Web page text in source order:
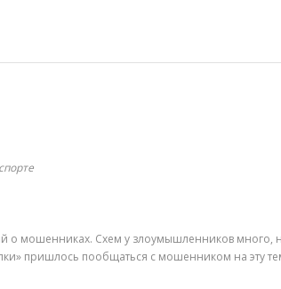
мошенниках. Схем у злоумышленников много,
пришлось пообщаться с мошенником на эту